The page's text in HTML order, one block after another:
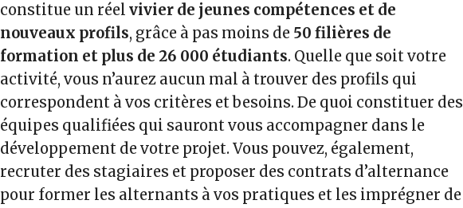
constitue un réelvivier de jeunes compétences et de
nouveaux profils, grâce à pas moins de 50 filières de
formation et plus de 26 000 étudiants. Quelle que soit votre
activité, vous n’aurez aucun mal à trouver des profils qui
correspondent à vos critères et besoins. De quoi constituer des
équipes qualifiées qui sauront vous accompagner dans le
développement de votre projet. Vous pouvez, également,
recruter des stagiaires et proposer des contrats d’alternance
pour former les alternants à vos pratiques et les imprégner de